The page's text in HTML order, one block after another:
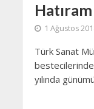
1 Ağustos
Türk Sanat
yılında